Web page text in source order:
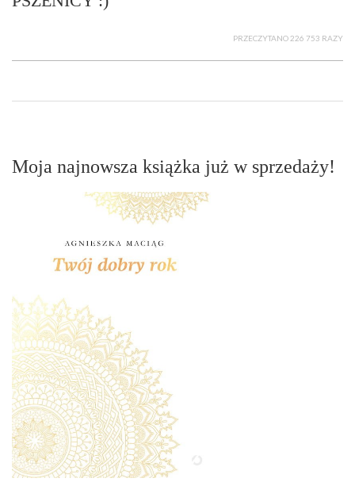
PRZECZYTANO 226 753 RAZY
Moja najnowsza książka już w sprzedaży!